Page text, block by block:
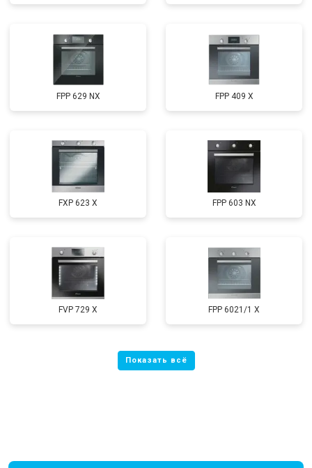
FPP 629 NX FPP 409 X
FXP 623 X FPP 603 NX
FVP 729 X FPP 6021/1 X